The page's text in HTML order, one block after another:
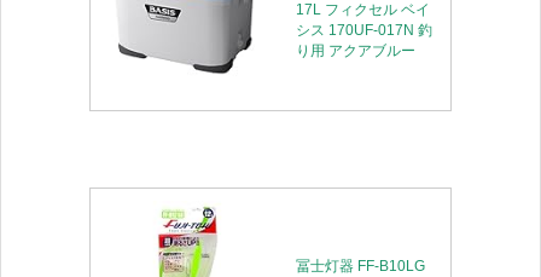
17L フィクセル ベイ
シス 170UF-017N 釣
り用 アクアブルー
冨士灯器 FF-B10LG